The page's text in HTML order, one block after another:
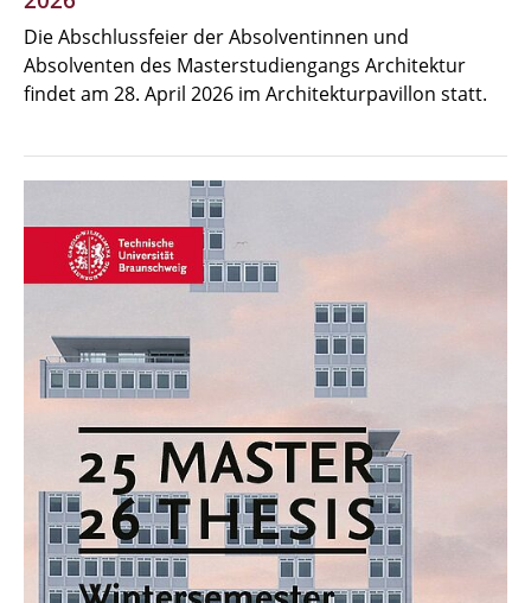
Die Abschlussfeier der Absolventinnen und
Absolventen des Masterstudiengangs Architektur
findet am 28. April 2026 im Architekturpavillon statt.